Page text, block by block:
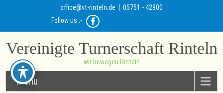
office@vt-rinteln.de | 05751 - 42800
Follow us :-
Vereinigte Turnerschaft Rinteln
wir bewegen Rinteln
Menu